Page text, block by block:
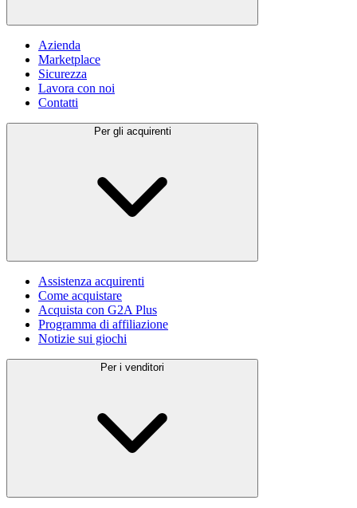
Azienda
Marketplace
Sicurezza
Lavora con noi
Contatti
Per gli acquirenti
Assistenza acquirenti
Come acquistare
Acquista con G2A Plus
Programma di affiliazione
Notizie sui giochi
Per i venditori